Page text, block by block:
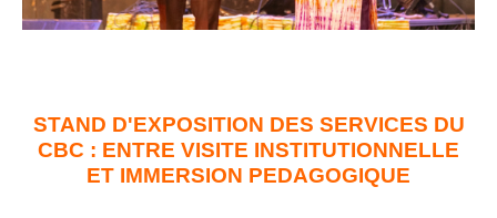
STAND D'EXPOSITION DES SERVICES DU
CBC : ENTRE VISITE INSTITUTIONNELLE
ET IMMERSION PEDAGOGIQUE